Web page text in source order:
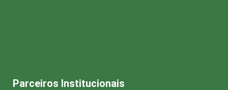
Parceiros Institucionais